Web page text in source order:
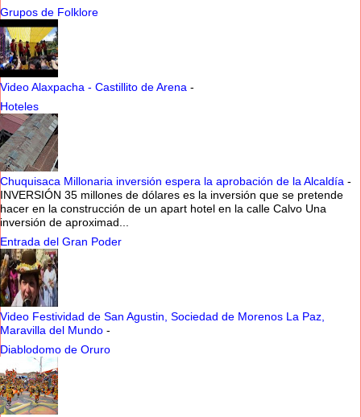
Grupos de Folklore
Video Alaxpacha - Castillito de Arena -
Hoteles
Chuquisaca Millonaria inversión espera la aprobación de la Alcaldía -
INVERSIÓN 35 millones de dólares es la inversión que se pretende
hacer en la construcción de un apart hotel en la calle Calvo Una
inversión de aproximad...
Entrada del Gran Poder
Video Festividad de San Agustin, Sociedad de Morenos La Paz,
Maravilla del Mundo -
Diablodomo de Oruro